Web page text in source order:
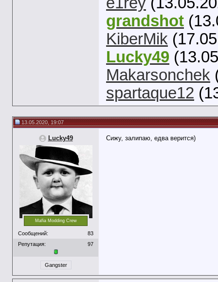
grandshot
KiberMik
Lucky49
Makarsonchek
spartaque12
13.05.2020, 19:07
Lucky49
Mafia Modding Crew
Сообщений:
83
Репутация:
97
Gangster
Сижу, залипаю, едва верится)